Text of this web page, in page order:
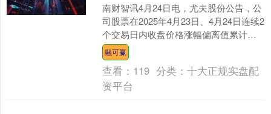
南财智讯4月24日电，尤夫股份公告，公
司股票在2025年4月23日、4月24日连续2
个交易日内收盘价格涨幅偏离值累计超
过20%，构成股票交易异常波动。经核
实，公....
融可赢
查看： 119 分类：十大正规实盘配
资平台